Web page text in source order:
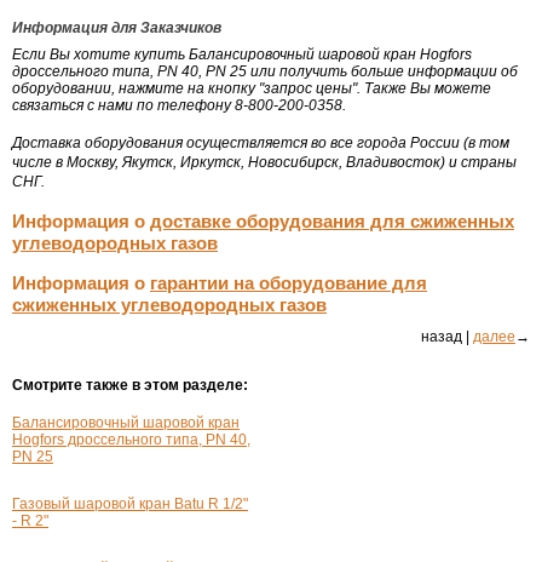
Информация для Заказчиков
Если Вы хотите купить Балансировочный шаровой кран Hogfors
дроссельного типа, PN 40, PN 25 или получить больше информации об
оборудовании, нажмите на кнопку "запрос цены". Также Вы можете
связаться с нами по телефону 8-800-200-0358.
Доставка оборудования осуществляется во все города России (в том
числе в Москву, Якутск, Иркутск, Новосибирск, Владивосток) и страны
СНГ.
Информация о доставке оборудования для сжиженных
углеводородных газов
Информация о гарантии на оборудование для
сжиженных углеводородных газов
назад | далее →
Смотрите также в этом разделе:
Балансировочный шаровой кран
Hogfors дроссельного типа, PN 40,
PN 25
Газовый шаровой кран Batu R 1/2"
- R 2"